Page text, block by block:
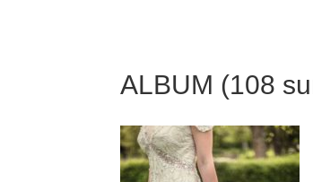
ALBUM (108